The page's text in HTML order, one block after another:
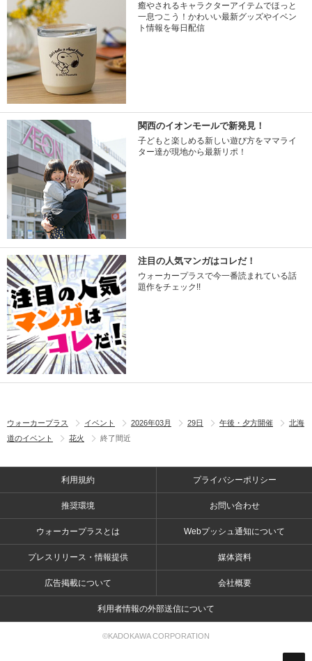
癒やされるキャラクターアイテムでほっと
一息つこう！かわいい最新グッズやイベン
ト情報を毎日配信
関西のイオンモールで新発見！
子どもと楽しめる新しい遊び方をママライ
ター達が現地から最新リポ！
注目の人気マンガはコレだ！
ウォーカープラスで今一番読まれている話
題作をチェック!!
ウォーカープラス イベント 2026年03月 29日 午後・夕方開催
北海
道のイベント
花火 終了間近
利用規約 プライバシーポリシー
推奨環境 お問い合わせ
ウォーカープラスとは Webプッシュ通知について
プレスリリース・情報提供 媒体資料
広告掲載について 会社概要
利用者情報の外部送信について
©KADOKAWA CORPORATION